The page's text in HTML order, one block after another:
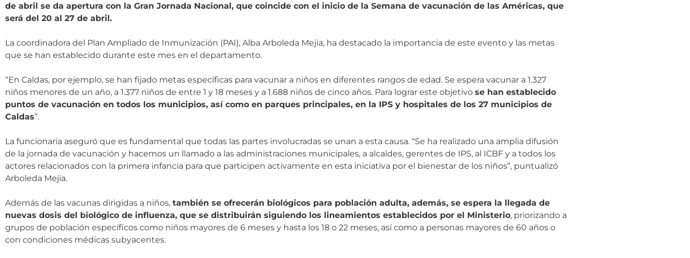
de abril se da apertura con la Gran Jornada Nacional, que coincide con el inicio de la Semana de vacunación de las Américas, que
será del 20 al 27 de abril.
La coordinadora del Plan Ampliado de Inmunización (PAI), Alba Arboleda Mejía, ha destacado la importancia de este evento y las metas
que se han establecido durante este mes en el departamento.
“En Caldas, por ejemplo, se han fijado metas específicas para vacunar a niños en diferentes rangos de edad. Se espera vacunar a 1.327
niños menores de un año, a 1.377 niños de entre 1 y 18 meses y a 1.688 niños de cinco años. Para lograr este objetivo se han establecido
puntos de vacunación en todos los municipios, así como en parques principales, en la IPS y hospitales de los 27 municipios de
Caldas”.
La funcionaria aseguró que es fundamental que todas las partes involucradas se unan a esta causa. “Se ha realizado una amplia difusión
de la jornada de vacunación y hacemos un llamado a las administraciones municipales, a alcaldes, gerentes de IPS, al ICBF y a todos los
actores relacionados con la primera infancia para que participen activamente en esta iniciativa por el bienestar de los niños”, puntualizó
Arboleda Mejía.
Además de las vacunas dirigidas a niños, también se ofrecerán biológicos para población adulta, además, se espera la llegada de
nuevas dosis del biológico de influenza, que se distribuirán siguiendo los lineamientos establecidos por el Ministerio, priorizando a
grupos de población específicos como niños mayores de 6 meses y hasta los 18 o 22 meses, así como a personas mayores de 60 años o
con condiciones médicas subyacentes.